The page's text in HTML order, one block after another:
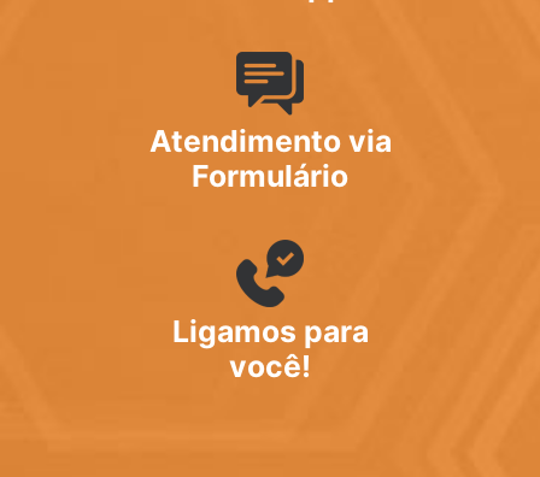
Atendimento via
Formulário
Ligamos para
você!